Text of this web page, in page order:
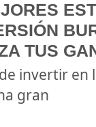
TUS
invertir en
gran